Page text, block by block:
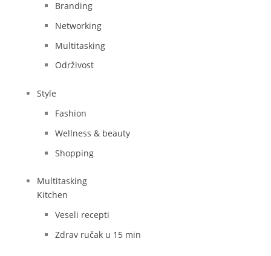
Branding
Networking
Multitasking
Održivost
Style
Fashion
Wellness & beauty
Shopping
Multitasking
Kitchen
Veseli recepti
Zdrav ručak u 15 min